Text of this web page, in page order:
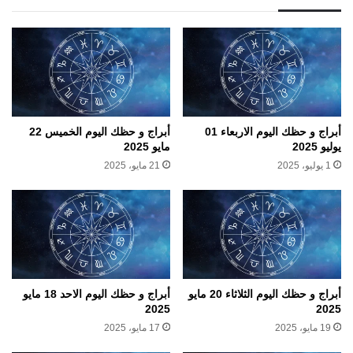
أبراج و حظك اليوم الاربعاء 01
يوليو 2025
1 يوليو، 2025
أبراج و حظك اليوم الخميس 22
مايو 2025
21 مايو، 2025
أبراج و حظك اليوم الثلاثاء 20 مايو
2025
19 مايو، 2025
أبراج و حظك اليوم الاحد 18 مايو
2025
17 مايو، 2025